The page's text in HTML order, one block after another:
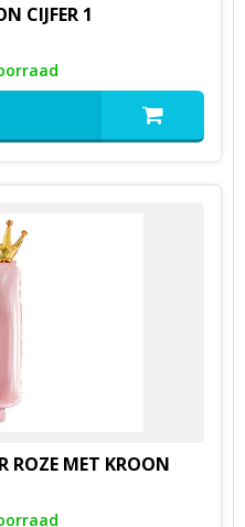
CIJFER 1
ROZE MET KROON